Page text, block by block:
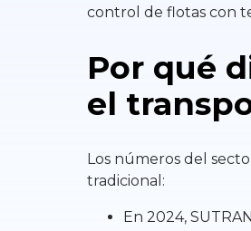
control de flotas con
Por qué
el
Los números del
tradicional:
En 2024,